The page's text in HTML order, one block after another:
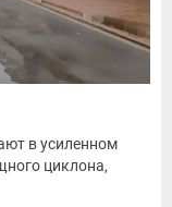
в усиленном
циклона,